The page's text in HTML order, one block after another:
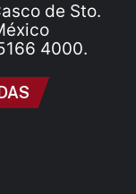
de Sto.
4000.